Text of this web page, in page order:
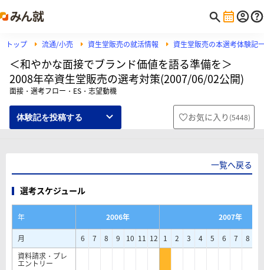
トップ 流通/小売 資生堂販売の就活情報 資生堂販売の本選考体験記
＜和やかな面接でブランド価値を語る準備を＞
2008年卒資生堂販売の選考対策(2007/06/02公開)
面接・選考フロー・ES・志望動機
体験記を投稿する お気に入り (5448)
一覧へ戻る
選考スケジュール
年 2006年
2007年
月
6 7 8 9 10 11 12 1 2 3 4 5 6 7 8
資料請求・プレ
エントリー